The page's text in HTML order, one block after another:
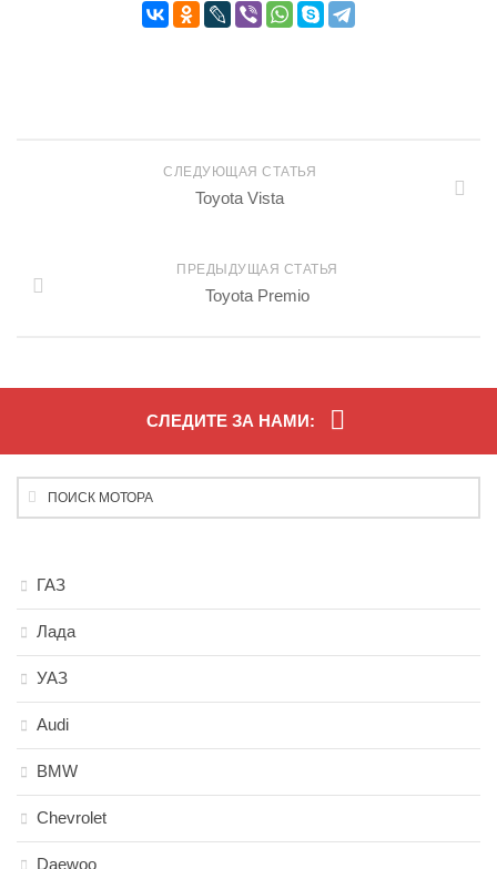
СЛЕДУЮЩАЯ СТАТЬЯ
Toyota Vista
ПРЕДЫДУЩАЯ СТАТЬЯ
Toyota Premio
СЛЕДИТЕ ЗА НАМИ:
ГАЗ
Лада
УАЗ
Audi
BMW
Chevrolet
Daewoo